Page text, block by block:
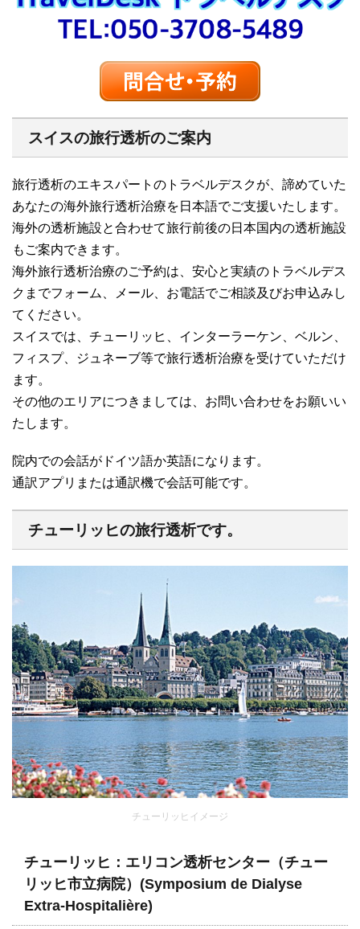
スイスの旅行透析のご案内
旅行透析のエキスパートのトラベルデスクが、諦めていた
あなたの海外旅行透析治療を日本語でご支援いたします。
海外の透析施設と合わせて旅行前後の日本国内の透析施設
もご案内できます。
海外旅行透析治療のご予約は、安心と実績のトラベルデス
クまでフォーム、メール、お電話でご相談及びお申込みし
てください。
スイスでは、チューリッヒ、インターラーケン、ベルン、
フィスプ、ジュネーブ等で旅行透析治療を受けていただけ
ます。
その他のエリアにつきましては、お問い合わせをお願いい
たします。
院内での会話がドイツ語か英語になります。
通訳アプリまたは通訳機で会話可能です。
チューリッヒの旅行透析です。
チューリッヒイメージ
チューリッヒ：エリコン透析センター（チュー
リッヒ市立病院）(Symposium de Dialyse
Extra-Hospitalière)